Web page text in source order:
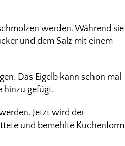
werden. Während sie
und dem Salz mit einem
Das Eigelb kann schon mal
hinzu gefügt.
Jetzt wird der
und bemehlte Kuchenform